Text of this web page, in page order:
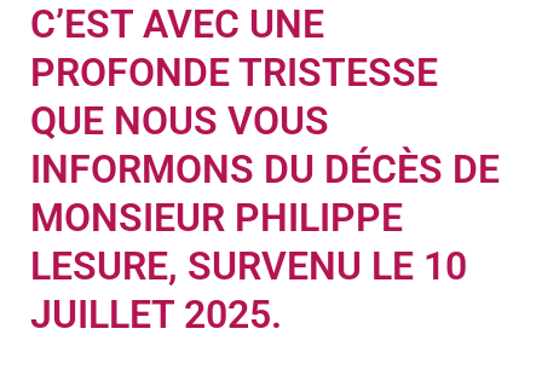
C’EST AVEC UNE
PROFONDE TRISTESSE
QUE NOUS VOUS
INFORMONS DU DÉCÈS DE
MONSIEUR PHILIPPE
LESURE, SURVENU LE 10
JUILLET 2025.